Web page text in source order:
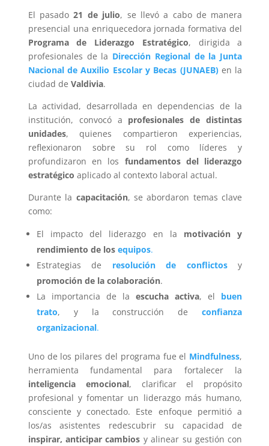
El pasado21 de julio, se llevó a cabo de manera
presencial una enriquecedora jornada formativa del
Programa de Liderazgo Estratégico, dirigida a
profesionales de la Dirección Regional de la Junta
Nacional de Auxilio Escolar y Becas (JUNAEB)en la
ciudad de Valdivia.
La actividad, desarrollada en dependencias de la
institución, convocó a profesionales de distintas
unidades, quienes compartieron experiencias,
reflexionaron sobre su rol como líderes y
profundizaron en los fundamentos del liderazgo
estratégico aplicado al contexto laboral actual.
Durante la capacitación, se abordaron temas clave
como:
El impacto del liderazgo en la motivación y
rendimiento de losequipos.
Estrategias de resolución de conflictosy
promoción de la colaboración.
La importancia de laescucha activa, el buen
trato, y la construcción deconfianza
organizacional.
Uno de los pilares del programa fue el Mindfulness,
herramienta fundamental para fortalecer la
inteligencia emocional, clarificar el propósito
profesional y fomentar un liderazgo más humano,
consciente y conectado. Este enfoque permitió a
los/as asistentes redescubrir su capacidad de
inspirar, anticipar cambios y alinear su gestión con